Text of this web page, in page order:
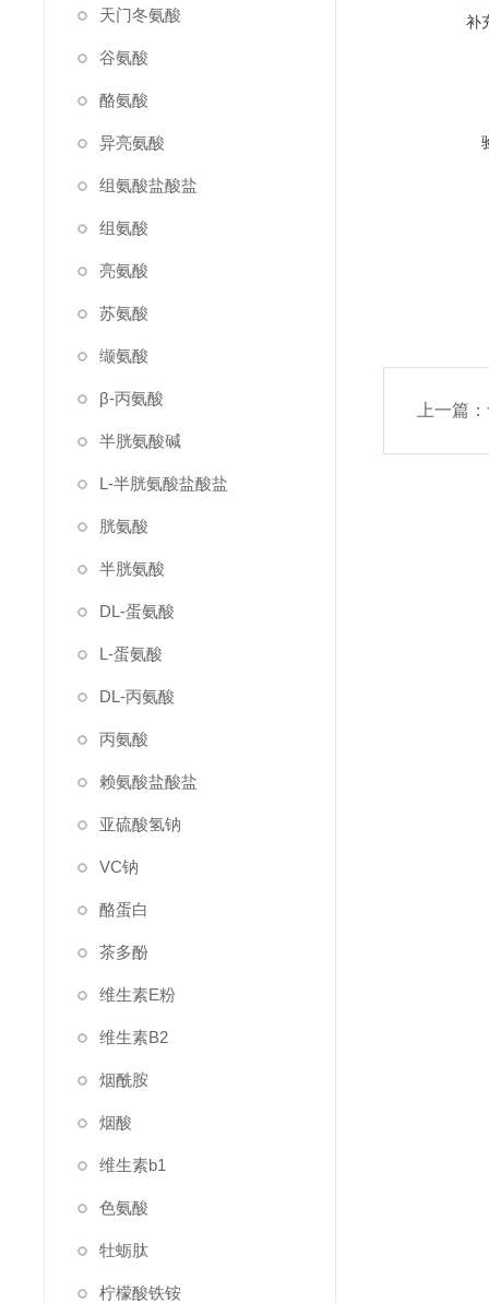
天门冬氨酸
谷氨酸
酪氨酸
异亮氨酸
组氨酸盐酸盐
组氨酸
亮氨酸
苏氨酸
缬氨酸
β-丙氨酸
半胱氨酸碱
L-半胱氨酸盐酸盐
胱氨酸
半胱氨酸
DL-蛋氨酸
L-蛋氨酸
DL-丙氨酸
丙氨酸
赖氨酸盐酸盐
亚硫酸氢钠
VC钠
酪蛋白
茶多酚
维生素E粉
维生素B2
烟酰胺
烟酸
维生素b1
色氨酸
牡蛎肽
柠檬酸铁铵
补
上一篇：